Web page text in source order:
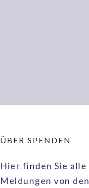
ÜBER SPENDEN
Hier finden Sie alle
Meldungen von den